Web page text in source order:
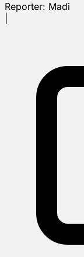
Reporter: Madi